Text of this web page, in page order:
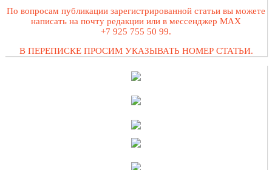
По вопросам публикации зарегистрированной статьи вы можете
написать на почту редакции или в мессенджер MAX
+7 925 755 50 99.
В ПЕРЕПИСКЕ ПРОСИМ УКАЗЫВАТЬ НОМЕР СТАТЬИ.